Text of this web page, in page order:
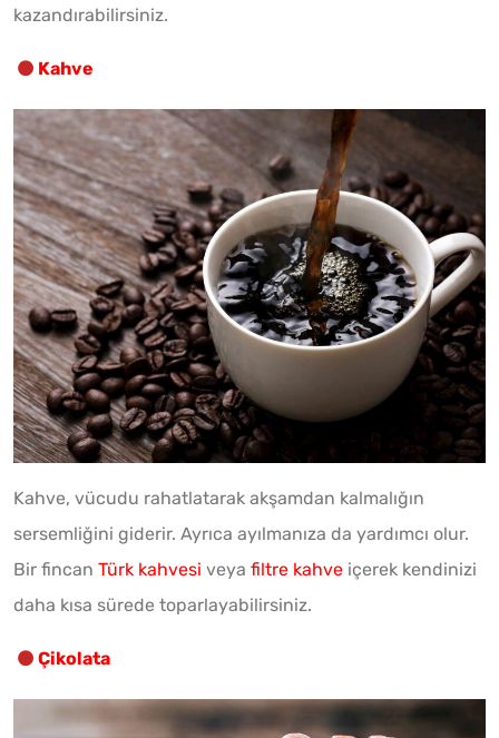
kazandırabilirsiniz.
Kahve
Kahve, vücudu rahatlatarak akşamdan kalmalığın
sersemliğini giderir. Ayrıca ayılmanıza da yardımcı olur.
Bir fincan Türk kahvesi veya filtre kahve içerek kendinizi
daha kısa sürede toparlayabilirsiniz.
Çikolata